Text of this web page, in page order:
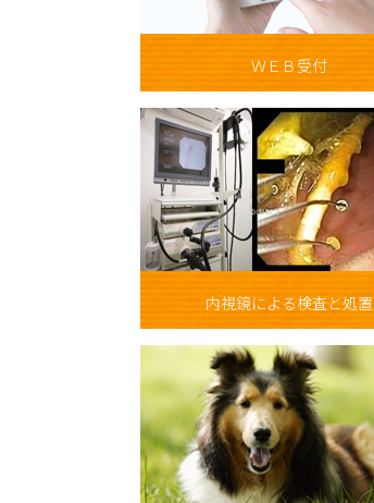
ＷＥＢ受付
内視鏡による検査と処置